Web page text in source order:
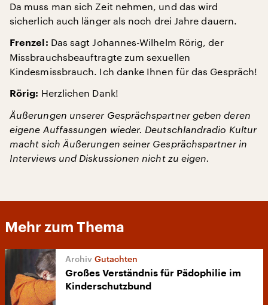
Da muss man sich Zeit nehmen, und das wird
sicherlich auch länger als noch drei Jahre dauern.
Frenzel: Das sagt Johannes-Wilhelm Rörig, der
Missbrauchsbeauftragte zum sexuellen
Kindesmissbrauch. Ich danke Ihnen für das Gespräch!
Rörig: Herzlichen Dank!
Äußerungen unserer Gesprächspartner geben deren
eigene Auffassungen wieder. Deutschlandradio Kultur
macht sich Äußerungen seiner Gesprächspartner in
Interviews und Diskussionen nicht zu eigen.
Mehr zum Thema
Gutachten
Großes Verständnis für Pädophilie im
Kinderschutzbund